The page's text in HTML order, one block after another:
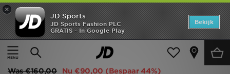
×
JD Sports
JD Sports Fashion PLC
GRATIS - In Google Play
Bekijk
Thuis
Heren Herenschoenen Sneakers
New Balance 1906W
Was€160,00 Nu €90,00 (Bespaar 44%)
Home
Offers